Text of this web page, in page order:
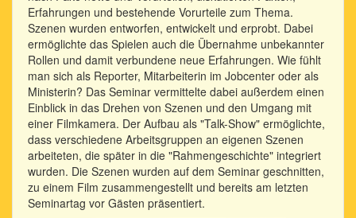
Erfahrungen und bestehende Vorurteile zum Thema.
Szenen wurden entworfen, entwickelt und erprobt. Dabei
ermöglichte das Spielen auch die Übernahme unbekannter
Rollen und damit verbundene neue Erfahrungen. Wie fühlt
man sich als Reporter, Mitarbeiterin im Jobcenter oder als
Ministerin? Das Seminar vermittelte dabei außerdem einen
Einblick in das Drehen von Szenen und den Umgang mit
einer Filmkamera. Der Aufbau als "Talk-Show" ermöglichte,
dass verschiedene Arbeitsgruppen an eigenen Szenen
arbeiteten, die später in die "Rahmengeschichte" integriert
wurden. Die Szenen wurden auf dem Seminar geschnitten,
zu einem Film zusammengestellt und bereits am letzten
Seminartag vor Gästen präsentiert.